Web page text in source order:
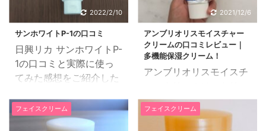
2022/2/10
サンホワイトP-1の口コミ
日興リカ サンホワイトP-
1の口コミと実際に使っ
てみた感想をご紹介した
専業主婦、混合肌 ある
朝、ふと鏡を見ると、頬
2021/12/6
アンブリオリスモイスチャー
クリームの口コミレビュー｜
多機能保湿クリーム！
アンブリオリスモイスチ
トメント効果と保湿効果
の高いロングセラーの保
湿クリームです。 ミツロ
フェイスクリーム フェイスクリーム